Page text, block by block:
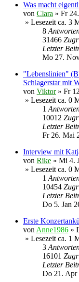
Was macht
von Clara » Fr
» Lesezeit ca. 3
8
31466
Letzter
Mo 27.
"Lebenslinien"
Schlagerstar mit
von Viktor» Fr
» Lesezeit ca. 0
1
10012
Letzter
Fr 26. Mai
Interview mit
von Rike » Mi 4.
» Lesezeit ca. 0
1
10454
Letzter
Do 5. Jan
Erste
vonAnne1986 »
» Lesezeit ca. 1
3
16101
Letzter
Do 21. Apr